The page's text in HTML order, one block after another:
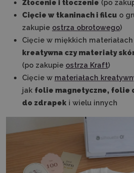
Złocenie i tłoczenie (po
Cięcie w tkaninach i filcu o
zakupie ostrza obrotowego)
Cięcie w miękkich
kreatywna czy materiały
(po zakupie ostrza Kraft)
Cięcie w materiałach
jak folie magnetyczne, folie
do zdrapek i wielu innych